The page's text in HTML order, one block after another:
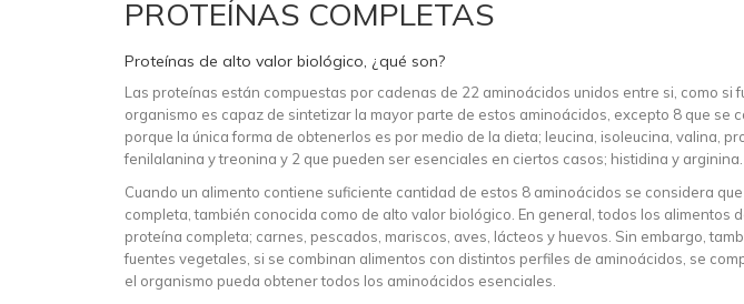
PROTEÍNAS COMPLETAS
Proteínas de alto valor biológico, ¿qué son?
Las proteínas están compuestas por cadenas de 22 aminoácidos unidos entre si, como si
organismo es capaz de sintetizar la mayor parte de estos aminoácidos, excepto 8 que se
porque la única forma de obtenerlos es por medio de la dieta; leucina, isoleucina, valina,
fenilalanina y treonina y 2 que pueden ser esenciales en ciertos casos; histidina y arginina.
Cuando un alimento contiene suficiente cantidad de estos 8 aminoácidos se considera
completa, también conocida como de alto valor biológico. En general, todos los alimentos
proteína completa; carnes, pescados, mariscos, aves, lácteos y huevos. Sin embargo,
fuentes vegetales, si se combinan alimentos con distintos perfiles de aminoácidos, se
el organismo pueda obtener todos los aminoácidos esenciales.